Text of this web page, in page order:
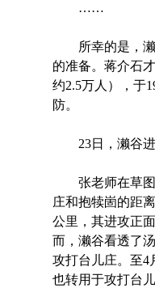
……
所幸的是，濑
的准备。蒋介石
约2.5万人），于
防。
23日，濑谷进
张老师在草图
庄和抱犊崮的距
公里，其进攻正
而，濑谷看透了
攻打台儿庄。至4
也转用于攻打台